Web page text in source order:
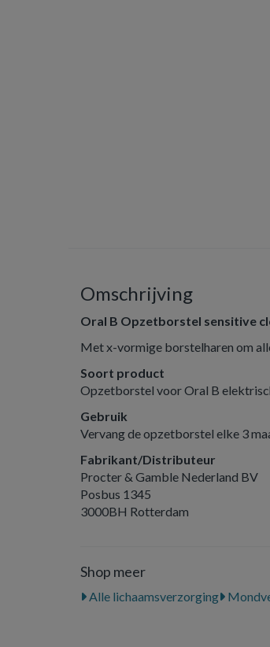
Omschrijving
Oral B Opzetborstel sensitive
Met x-vormige borstelharen om
Soort product
Opzetborstel voor Oral B
Gebruik
Vervang de opzetborstel elke 3
Fabrikant/Distributeur
Procter & Gamble Nederland BV
Posbus 1345
3000BH Rotterdam
Shop meer
Alle lichaamsverzorging